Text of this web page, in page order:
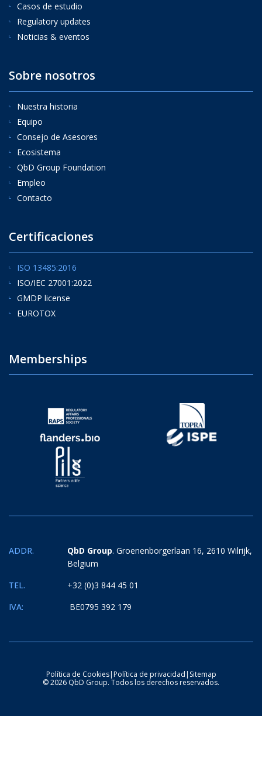
Casos de estudio
Regulatory updates
Noticias & eventos
Sobre nosotros
Nuestra historia
Equipo
Consejo de Asesores
Ecosistema
QbD Group Foundation
Empleo
Contacto
Certificaciones
ISO 13485:2016
ISO/IEC 27001:2022
GMDP license
EUROTOX
Memberships
TEL. +32 (0)3 844 45 01
ADDR. QbD Group. Groenenborgerlaan 16, 2610 Wilrijk,
Belgium
IVA: BE0795 392 179
Política de Cookies|Política de privacidad| Sitemap
© 2026 QbD Group. Todos los derechos reservados.